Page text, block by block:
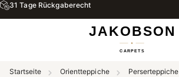
31 Tage Rückgaberecht
Startseite Orientteppiche
Perserteppiche